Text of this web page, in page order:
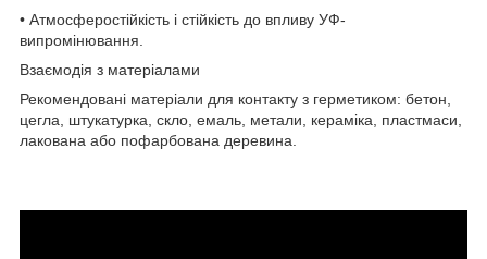
• Атмосферостійкість і стійкість до впливу УФ-
випромінювання.
Взаємодія з матеріалами
Рекомендовані матеріали для контакту з герметиком: бетон,
цегла, штукатурка, скло, емаль, метали, кераміка, пластмаси,
лакована або пофарбована деревина.